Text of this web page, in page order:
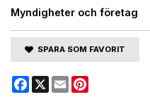
Myndigheter och företag
SPARA SOM FAVORIT
Facebook
X Email